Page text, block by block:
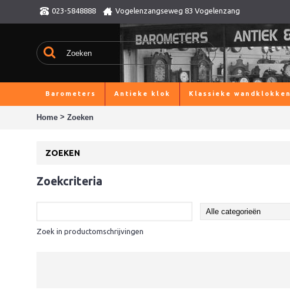
023-5848888 Vogelenzangseweg 83 Vogelenzang
Barometers Antieke klok Klassieke wandklokken
Home > Zoeken
ZOEKEN
Zoekcriteria
Zoek in productomschrijvingen